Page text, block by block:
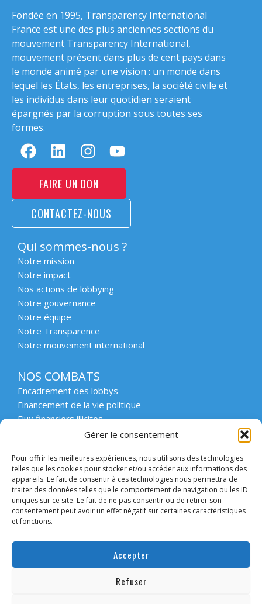
Gérer le consentement
Pour offrir les meilleures expériences, nous utilisons des technologies
telles que les cookies pour stocker et/ou accéder aux informations des
appareils. Le fait de consentir à ces technologies nous permettra de
traiter des données telles que le comportement de navigation ou les ID
uniques sur ce site. Le fait de ne pas consentir ou de retirer son
consentement peut avoir un effet négatif sur certaines caractéristiques
et fonctions.
Accepter
Refuser
Fondée en 1995, Transparency International
France est une des plus anciennes sections du
mouvement Transparency International,
mouvement présent dans plus de cent pays dans
le monde animé par une vision : un monde dans
lequel les États, les entreprises, la société civile et
les individus dans leur quotidien seraient
épargnés par la corruption sous toutes ses
formes.
FAIRE UN DON
CONTACTEZ-NOUS
Qui sommes-nous ?
Notre mission
Notre impact
Nos actions de lobbying
Notre gouvernance
Notre équipe
Notre Transparence
Notre mouvement international
NOS COMBATS
Encadrement des lobbys
Financement de la vie politique
Flux financiers illicites
Intégrité et transparence du secteur privé
Protection des lanceurs d’alerte
Affaires emblématiques
Etat de droit et démocratie
ACCOMPAGNER
Intervention en entreprise
Forum des entreprises engagées